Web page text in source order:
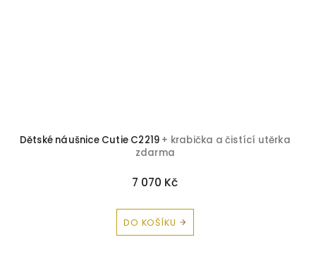
Dětské náušnice Cutie C2219 + krabička a čistící utěrka
zdarma
7 070 Kč
DO KOŠÍKU